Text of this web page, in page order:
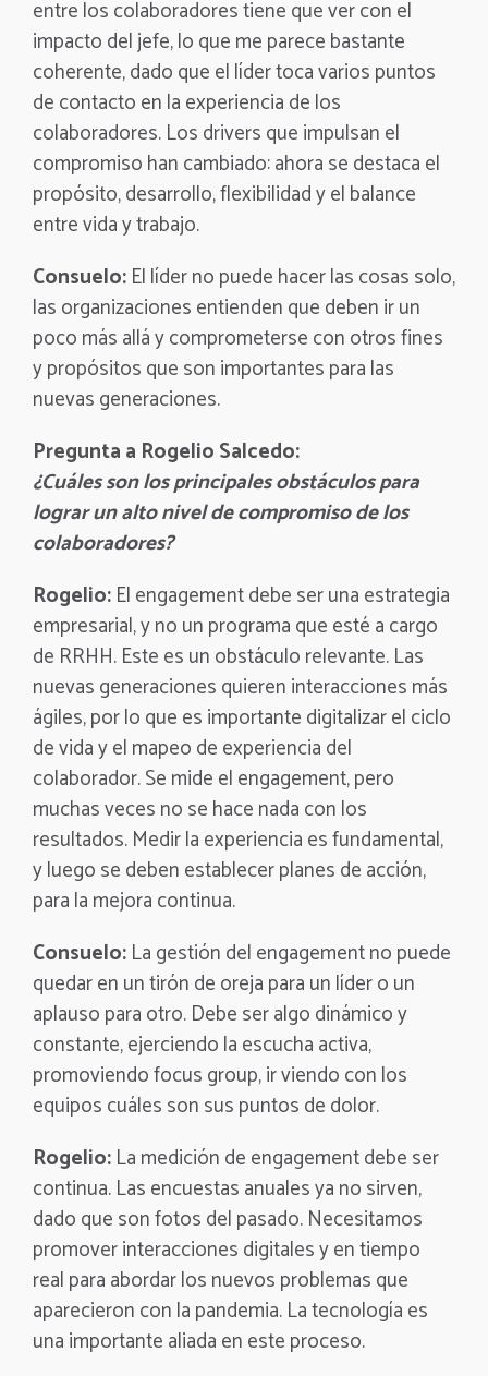
entre los colaboradores tiene que ver con el
impacto del jefe, lo que me parece bastante
coherente, dado que el líder toca varios puntos
de contacto en la experiencia de los
colaboradores. Los drivers que impulsan el
compromiso han cambiado: ahora se destaca el
propósito, desarrollo, flexibilidad y el balance
entre vida y trabajo.
Consuelo:El líder no puede hacer las cosas solo,
las organizaciones entienden que deben ir un
poco más allá y comprometerse con otros fines
y propósitos que son importantes para las
nuevas generaciones.
Pregunta a Rogelio Salcedo:
¿Cuáles son los principales obstáculos para
lograr un alto nivel de compromiso de los
colaboradores?
Rogelio:El engagement debe ser una estrategia
empresarial, y no un programa que esté a cargo
de RRHH. Este es un obstáculo relevante. Las
nuevas generaciones quieren interacciones más
ágiles, por lo que es importante digitalizar el ciclo
de vida y el mapeo de experiencia del
colaborador. Se mide el engagement, pero
muchas veces no se hace nada con los
resultados. Medir la experiencia es fundamental,
y luego se deben establecer planes de acción,
para la mejora continua.
Consuelo:La gestión del engagement no puede
quedar en un tirón de oreja para un líder o un
aplauso para otro. Debe ser algo dinámico y
constante, ejerciendo la escucha activa,
promoviendo focus group, ir viendo con los
equipos cuáles son sus puntos de dolor.
Rogelio:La medición de engagement debe ser
continua. Las encuestas anuales ya no sirven,
dado que son fotos del pasado. Necesitamos
promover interacciones digitales y en tiempo
real para abordar los nuevos problemas que
aparecieron con la pandemia. La tecnología es
una importante aliada en este proceso.